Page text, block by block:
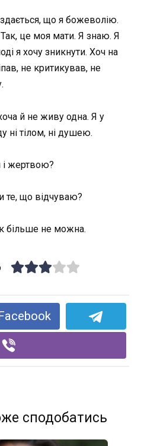
що я божеволію.
це моя мати. Я знаю. Я
я хочу зникнути. Хоч на
не критикував, не
й не живу одна. Я у
ні тілом, ні душею.
жертвою?
те, що відчуваю?
більше не можна.
сподобатись